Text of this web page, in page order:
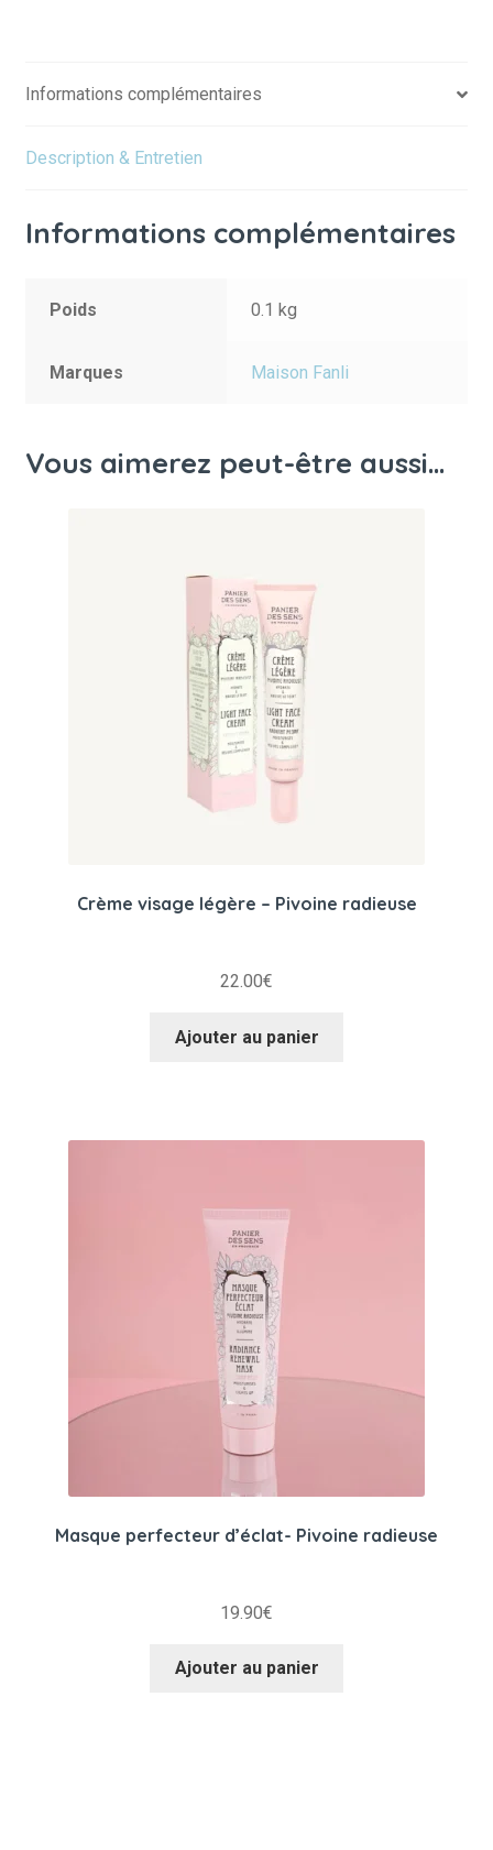
Informations complémentaires
Description & Entretien
Informations complémentaires
Poids 0.1 kg
Marques Maison Fanli
Vous aimerez peut-être aussi…
Crème visage légère – Pivoine radieuse
22.00€
Ajouter au panier
Masque perfecteur d’éclat- Pivoine radieuse
19.90€
Ajouter au panier